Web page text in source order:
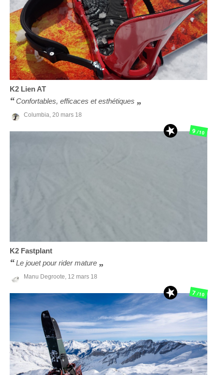
K2 Lien AT
Confortables, efficaces et esthétiques
Columbia, 20 mars 18
K2 Fastplant
Le jouet pour rider mature
Manu Degroote, 12 mars 18
9/10
7/10